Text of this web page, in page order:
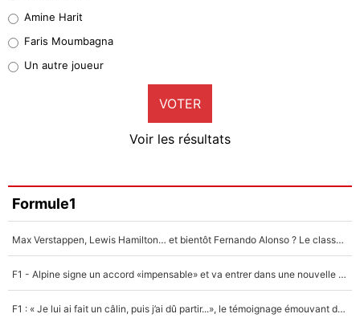
1%
9%
Faris Moumbagna
4%
Un autre joueur
5%
Amine Harit
Faris Moumbagna
Un autre joueur
VOTER
Voir les résultats
Formule1
Max Verstappen, Lewis Hamilton… et bientôt Fernando Alonso ? Le classement des pilotes les mieux payés en Formule 1 risque de changer !
F1 - Alpine signe un accord «impensable» et va entrer dans une nouvelle dimension : Grande nouvelle pour Pierre Gasly !
F1 : « Je lui ai fait un câlin, puis j’ai dû partir...», le témoignage émouvant de Max Verstappen sur sa fille